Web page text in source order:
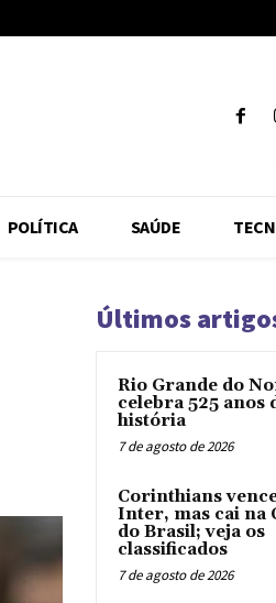
POLÍTICA SAÚDE
Últimos
Rio Grande do
celebra 525 anos
história
7 de agosto de 2026
Corinthians
Inter, mas cai na
do Brasil; veja os
classificados
7 de agosto de 2026